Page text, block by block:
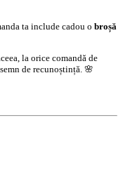
ta include cadou o broșă
la orice comandă de
de recunoștință. 🌸